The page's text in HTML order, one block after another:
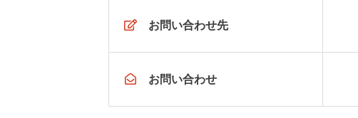
お問い合わせ先
お問い合わせ